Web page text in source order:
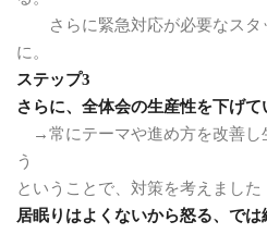
さらに緊急対応が必要なスタ
に。
ステップ3
さらに、全体会の生産性を下げ
→常にテーマや進め方を改善し
う
ということで、対策を考えました
居眠りはよくないから怒る、では